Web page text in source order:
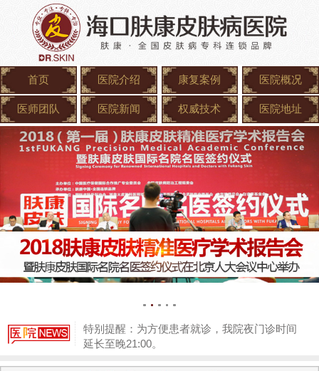
首页 医院介绍 康复案例 医院概况
医师团队 医院新闻 权威技术 医院地址
特别提醒：为方便患者就诊，我院夜门诊时间
延长至晚21:00。